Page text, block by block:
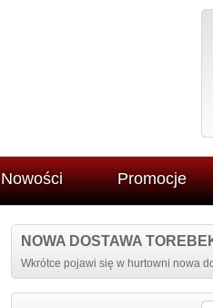
Nowości Promocje
NOWA DOSTAWA
Wkrótce pojawi się w hurtowni nowa